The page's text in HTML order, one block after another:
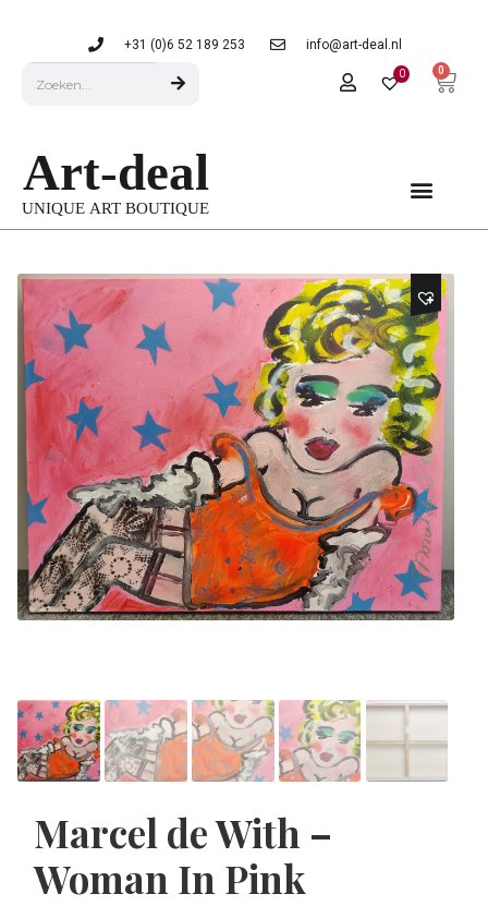
+31 (0)6 52 189 253 info@art-deal.nl
0 0
Marcel de With –
Woman In Pink